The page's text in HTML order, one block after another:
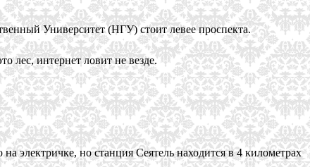
Университет (НГУ) стоит левее проспекта.
лес, интернет ловит не везде.
электричке, но станция Сеятель находится в 4 километрах